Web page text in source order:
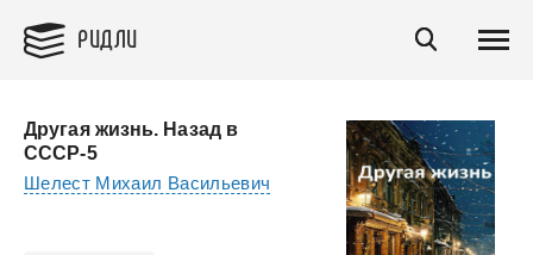
РИДЛИ
Другая жизнь. Назад в
СССР-5
Шелест Михаил Васильевич